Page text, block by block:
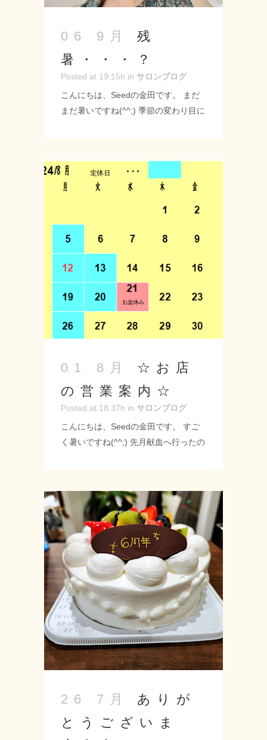
06 9月
残
暑・・・？
Posted at 19:15h in サロンブログ
こんにちは、Seedの金田です。 まだ
まだ暑いですね(^^;) 季節の変わり目に
あればお気軽にお問い合わせください
☆ -------------------- Seed-シード- 〒
名古屋市緑区神の倉3-2 Tel 052-715-
日 月曜・第2第3火曜日 URL:
#シード #美容室 #理容室 #美容師 #理
容師 #ヘアサロン #スタイリスト #カ
ット #カラー #インナーカラー #トリ
ートメント #イメチェン ...
01 8月
☆お店
の営業案内☆
Posted at 18:37h in サロンブログ
こんにちは、Seedの金田です。 すご
く暑いですね(^^;) 先月献血へ行ったの
るので余計に取らなきゃいけないんで
すね☆ 油断していました(笑) 水分補給
はしっかりとしましょう！！ さて、今
月の営業日についてですが８月の
19（月）20（火）21（水）は三連休を
取らせていただきますのでご了承いた
だきますよう何卒宜しくお願い致しま
す。 -------------------- Seed-シード-
〒 名古屋市緑区神の倉3-2 Tel 052-
715-9733 営業時間 9：00～19：00
定休日 月曜・第2第3火曜日 URL:
容師 #ヘアサロン #スタイリスト #カ
ット #カラー #パーマ #トリートメン
ト #ヘッドスパ #シェービング #営業
26 7月
ありが
とうございま